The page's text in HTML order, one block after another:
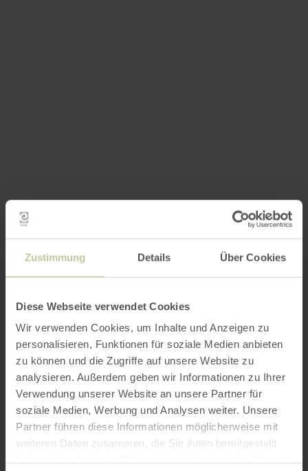
Zustimmung Details Über Cookies
Diese Webseite verwendet Cookies
Wir verwenden Cookies, um Inhalte und Anzeigen zu
personalisieren, Funktionen für soziale Medien anbieten
zu können und die Zugriffe auf unsere Website zu
analysieren. Außerdem geben wir Informationen zu Ihrer
Verwendung unserer Website an unsere Partner für
soziale Medien, Werbung und Analysen weiter. Unsere
Partner führen diese Informationen möglicherweise mit
weiteren Daten zusammen, die Sie ihnen bereitgestellt